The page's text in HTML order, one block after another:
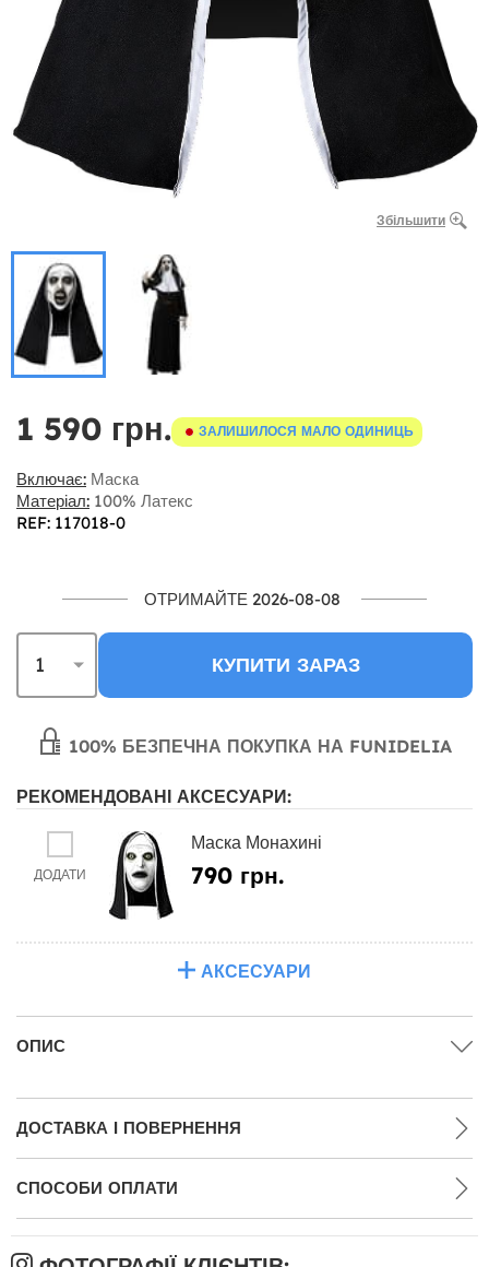
Збільшити
1 590 грн. ЗАЛИШИЛОСЯ МАЛО ОДИНИЦЬ
Включає: Маска
Матеріал: 100% Латекс
REF: 117018-0
ОТРИМАЙТЕ 2026-08-08
КУПИТИ ЗАРАЗ
100% БЕЗПЕЧНА ПОКУПКА НА FUNIDELIA
РЕКОМЕНДОВАНІ АКСЕСУАРИ:
ДОДАТИ
Маска Монахині
790 грн.
АКСЕСУАРИ
ОПИС
ДОСТАВКА І ПОВЕРНЕННЯ
СПОСОБИ ОПЛАТИ